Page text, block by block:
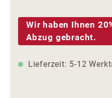
Wir haben Ihnen
Abzug gebracht.
Lieferzeit: 5-12